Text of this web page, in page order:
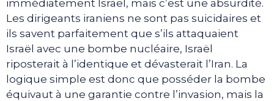
immédiatement Israël, mais c’est une absurdité.
Les dirigeants iraniens ne sont pas suicidaires et
ils savent parfaitement que s’ils attaquaient
Israël avec une bombe nucléaire, Israël
riposterait à l’identique et dévasterait l’Iran. La
logique simple est donc que posséder la bombe
équivaut à une garantie contre l’invasion, mais la